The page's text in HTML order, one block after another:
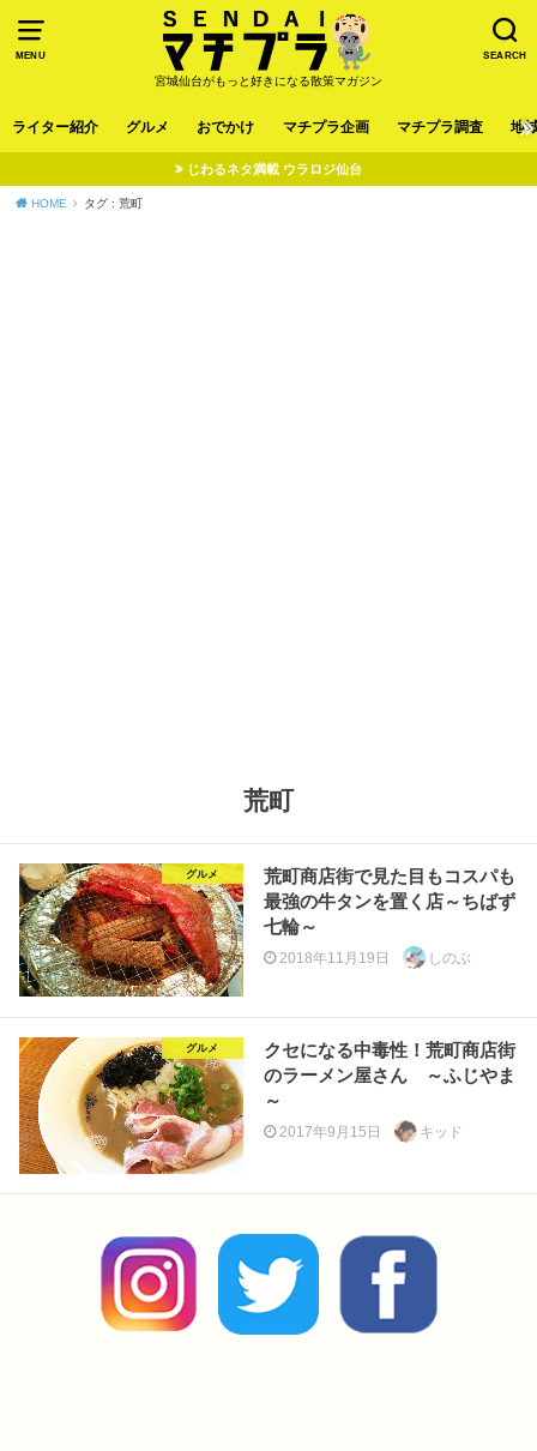
MENU SEARCH
宮城仙台がもっと好きになる散策マガジン
ライター紹介 グルメ おでかけ マチプラ企画 マチプラ調査 地
じわるネタ満載 ウラロジ仙台
HOME タグ : 荒町
荒町
グルメ
荒町商店街で見た目もコスパも
最強の牛タンを置く店～ちばず
七輪～
2018年11月19日 しのぶ
グルメ
クセになる中毒性！荒町商店街
のラーメン屋さん ～ふじやま
～
2017年9月15日 キッド